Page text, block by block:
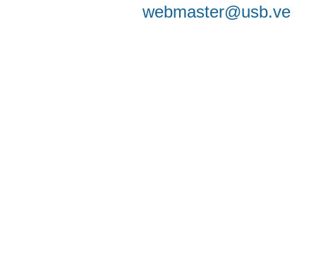
webmaster@usb.ve